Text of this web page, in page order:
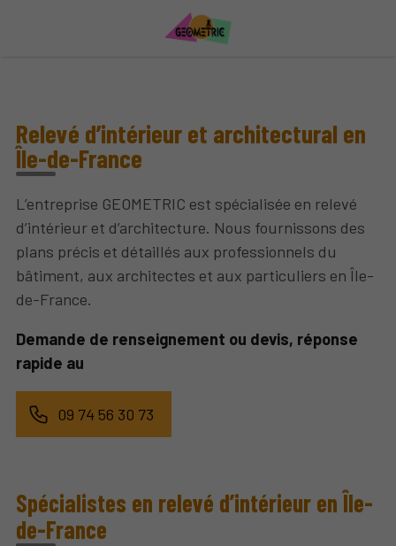
Relevé d’intérieur et architectural en
Île-de-France
L’entreprise GEOMETRIC est spécialisée en relevé
d’intérieur et d’architecture. Nous fournissons des
plans précis et détaillés aux professionnels du
bâtiment, aux architectes et aux particuliers en Île-
de-France.
Demande de renseignement ou devis, réponse
rapide au
09 74 56 30 73
Spécialistes en relevé d’intérieur en Île-
de-France